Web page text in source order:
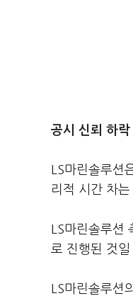
공시 신뢰 하
LS마린솔루
리적 시간 차
LS마린솔루
로 진행된 것일
LS마린솔루